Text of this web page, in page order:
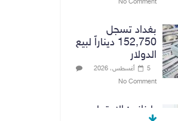
No Comment
بغداد تسجل
152,750 ديناراً لبيع
الدولار
5 أغسطس، 2026
No Comment
بارزاني: الاجتماع